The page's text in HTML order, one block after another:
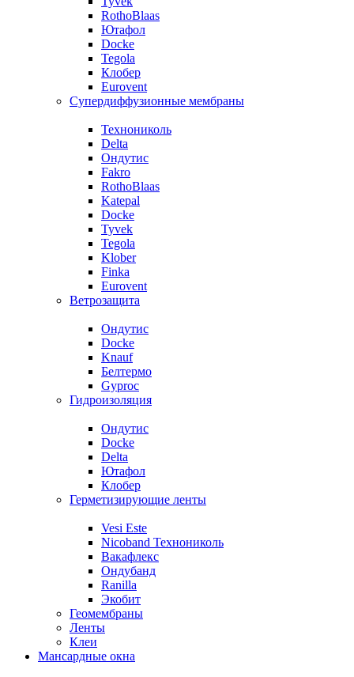
RothoBlaas
Ютафол
Docke
Tegola
Клобер
Eurovent
Супердиффузионные мембраны
Технониколь
Delta
Ондутис
Fakro
RothoBlaas
Katepal
Docke
Tyvek
Tegola
Klober
Finka
Eurovent
Ветрозащита
Ондутис
Docke
Knauf
Белтермо
Gyproc
Гидроизоляция
Ондутис
Docke
Delta
Ютафол
Клобер
Герметизирующие ленты
Vesi Este
Nicoband Технониколь
Вакафлекс
Ондубанд
Ranilla
Экобит
Геомембраны
Ленты
Клеи
Мансардные окна